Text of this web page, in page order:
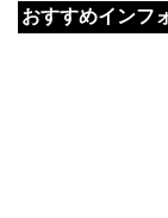
おすすめインフ